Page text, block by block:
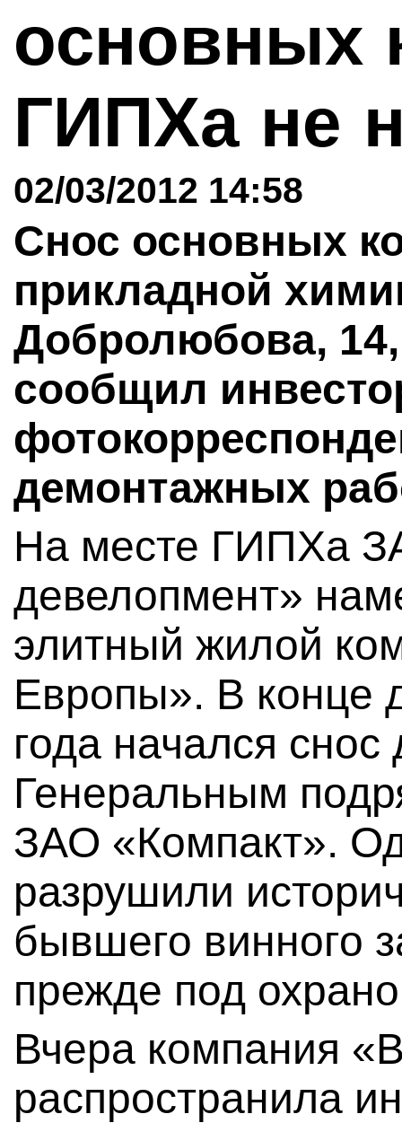
основных
ГИПХа не
02/03/2012 14:58
Снос основных
прикладной
Добролюбова,
сообщил
демонтажных
На месте ГИПХа
девелопмент»
элитный жилой
Европы». В конце
года начался
Генеральным
ЗАО «Компакт».
разрушили
бывшего винного
прежде под
Вчера компания
распространила